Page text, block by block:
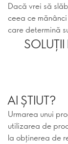
Dacă vrei să
ceea ce
care determină
SOLUȚII
AI ȘTIUT?
Urmarea unui
utilizarea de
la obținerea de